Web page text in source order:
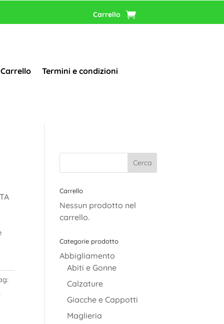
Carrello
Carrello Termini e condizioni
Carrello
Nessun prodotto nel
carrello.
Categorie prodotto
Abbigliamento
Abiti e Gonne
Calzature
Giacche e Cappotti
Maglieria